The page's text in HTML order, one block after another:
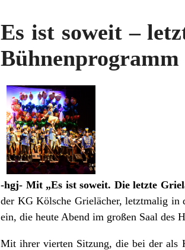
Es ist soweit –
-hgj- Mit „Es ist soweit. Die letzte
der KG Kölsche Grielächer, letztmalig in
ein, die heute Abend im großen Saal des
Mit ihrer vierten Sitzung, die bei der als